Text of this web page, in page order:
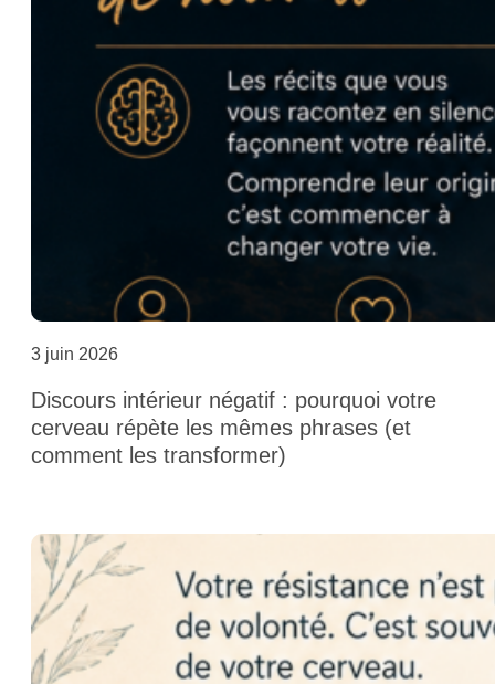
3 juin 2026
Discours intérieur négatif : pourquoi votre
cerveau répète les mêmes phrases (et
comment les transformer)